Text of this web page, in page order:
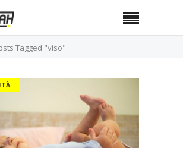
Tagged "viso"